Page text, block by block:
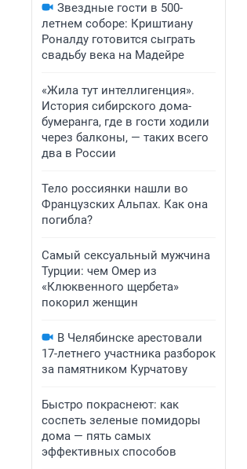
Звездные гости в 500-
летнем соборе: Криштиану
Роналду готовится сыграть
свадьбу века на Мадейре
«Жила тут интеллигенция».
История сибирского дома-
бумеранга, где в гости ходили
через балконы, — таких всего
два в России
Тело россиянки нашли во
Французских Альпах. Как она
погибла?
Самый сексуальный мужчина
Турции: чем Омер из
«Клюквенного щербета»
покорил женщин
В Челябинске арестовали
17-летнего участника разборок
за памятником Курчатову
Быстро покраснеют: как
соспеть зеленые помидоры
дома — пять самых
эффективных способов